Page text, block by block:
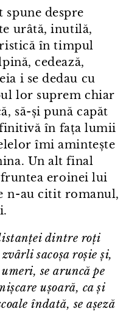
despre
urâtă, inutilă,
în timpul
cedează,
i se dedau cu
lor suprem chiar
să-și pună capăt
în fața lumii
îmi amintește
Un alt final
eroinei lui
n⁠-⁠au citit romanul,
dintre roți
sacoșa roșie și,
se aruncă pe
ușoară, ca și
îndată, se așeză